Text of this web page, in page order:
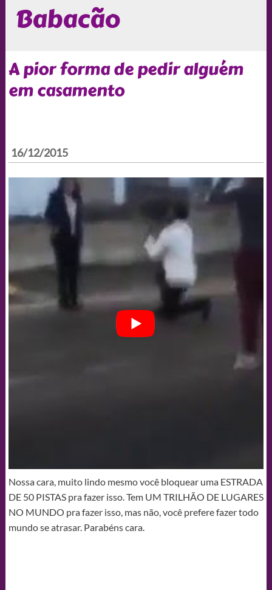
Babacão
A pior forma de pedir alguém
em casamento
16/12/2015
Nossa cara, muito lindo mesmo você bloquear uma ESTRADA
DE 50 PISTAS pra fazer isso. Tem UM TRILHÃO DE LUGARES
NO MUNDO pra fazer isso, mas não, você prefere fazer todo
mundo se atrasar. Parabéns cara.